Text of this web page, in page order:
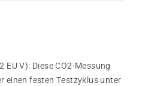
EU V): Diese CO2-Messung
einen festen Testzyklus unter